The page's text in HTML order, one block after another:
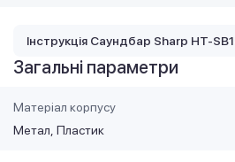
Загальні параметри
Матеріал корпусу
Метал Пластик